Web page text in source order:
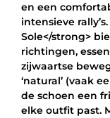
en een
intensieve
Sole</strong>
richtingen,
zijwaartse
‘natural’ (vaak
de schoen een
elke outfit past.